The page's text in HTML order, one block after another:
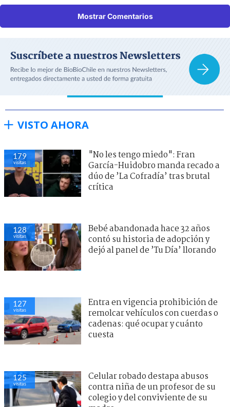
Mostrar Comentarios
VISTO AHORA
179
visitas
"No les tengo miedo": Fran
García-Huidobro manda recado a
dúo de ’La Cofradía’ tras brutal
crítica
128
visitas
Bebé abandonada hace 32 años
contó su historia de adopción y
dejó al panel de ’Tu Día’ llorando
127
visitas
Entra en vigencia prohibición de
remolcar vehículos con cuerdas o
cadenas: qué ocupar y cuánto
cuesta
125
visitas
Celular robado destapa abusos
contra niña de un profesor de su
colegio y del conviviente de su